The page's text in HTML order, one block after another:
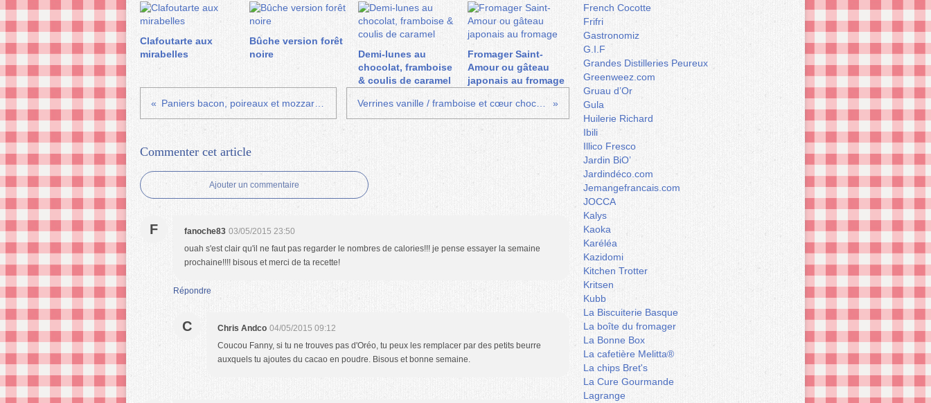
Clafoutarte aux
mirabelles
Bûche version forêt
noire
Demi-lunes au
chocolat, framboise
& coulis de caramel
Fromager Saint-
Amour ou gâteau
japonais au fromage
Commenter cet article
Ajouter un commentaire
F fanoche83 03/05/2015 23:50
ouah s'est clair qu'il ne faut pas regarder le nombres de calories!!! je pense essayer la semaine
prochaine!!!! bisous et merci de ta recette!
Répondre
C Chris Andco 04/05/2015 09:12
Coucou Fanny, si tu ne trouves pas d'Oréo, tu peux les remplacer par des petits beurre
auxquels tu ajoutes du cacao en poudre. Bisous et bonne semaine.
French Cocotte
Frifri
Gastronomiz
G.I.F
Grandes Distilleries Peureux
Greenweez.com
Gruau d’Or
Gula
Huilerie Richard
Ibili
Illico Fresco
Jardin BiO’
Jardindéco.com
Jemangefrancais.com
JOCCA
Kalys
Kaoka
Karéléa
Kazidomi
Kitchen Trotter
Kritsen
Kubb
La Biscuiterie Basque
La boîte du fromager
La Bonne Box
La cafetière Melitta®
La chips Bret's
La Cure Gourmande
Lagrange